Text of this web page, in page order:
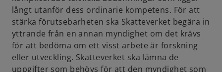
långt utanför dess ordinarie kompetens. För att
stärka förutsebarheten ska Skatteverket begära in
yttrande från en annan myndighet om det krävs
för att bedöma om ett visst arbete är forskning
eller utveckling. Skatteverket ska lämna de
uppgifter som behövs för att den myndighet som